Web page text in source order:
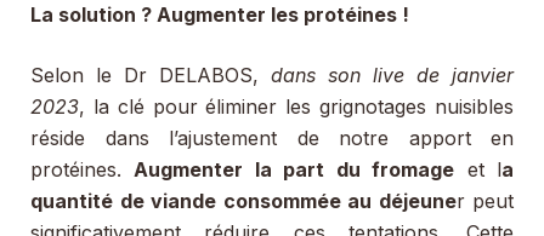
La solution ? Augmenter les protéines !
Selon le Dr DELABOS, dans son live de janvier
2023, la clé pour éliminer les grignotages nuisibles
réside dans l’ajustement de notre apport en
protéines. Augmenter la part du fromage et la
quantité de viande consommée au déjeuner peut